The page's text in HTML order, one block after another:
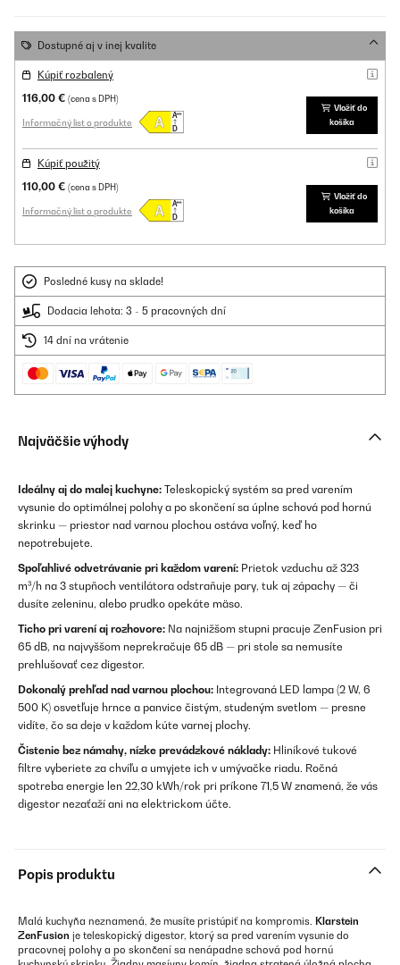
Dostupné aj v inej kvalite
Kúpiť rozbalený
116,00 € (cena s DPH)
Informačný list o produkte
Vložiť do
košíka
Kúpiť použitý
110,00 € (cena s DPH)
Informačný list o produkte
Vložiť do
košíka
Posledné kusy na sklade!
Dodacia lehota: 3 - 5 pracovných dní
14 dní na vrátenie
Najväčšie výhody
Ideálny aj do malej kuchyne: Teleskopický systém sa pred varením
vysunie do optimálnej polohy a po skončení sa úplne schová pod hornú
skrinku — priestor nad varnou plochou ostáva voľný, keď ho
nepotrebujete.
Spoľahlivé odvetrávanie pri každom varení: Prietok vzduchu až 323
m³/h na 3 stupňoch ventilátora odstraňuje pary, tuk aj zápachy — či
dusíte zeleninu, alebo prudko opekáte mäso.
Ticho pri varení aj rozhovore: Na najnižšom stupni pracuje ZenFusion pri
65 dB, na najvyššom neprekračuje 65 dB — pri stole sa nemusíte
prehlušovať cez digestor.
Dokonalý prehľad nad varnou plochou: Integrovaná LED lampa (2 W, 6
500 K) osvetľuje hrnce a panvice čistým, studeným svetlom — presne
vidíte, čo sa deje v každom kúte varnej plochy.
Čistenie bez námahy, nízke prevádzkové náklady: Hliníkové tukové
filtre vyberiete za chvíľu a umyjete ich v umývačke riadu. Ročná
spotreba energie len 22,30 kWh/rok pri príkone 71,5 W znamená, že vás
digestor nezaťaží ani na elektrickom účte.
Popis produktu
Malá kuchyňa neznamená, že musíte pristúpiť na kompromis. Klarstein
ZenFusion je teleskopický digestor, ktorý sa pred varením vysunie do
pracovnej polohy a po skončení sa nenápadne schová pod hornú